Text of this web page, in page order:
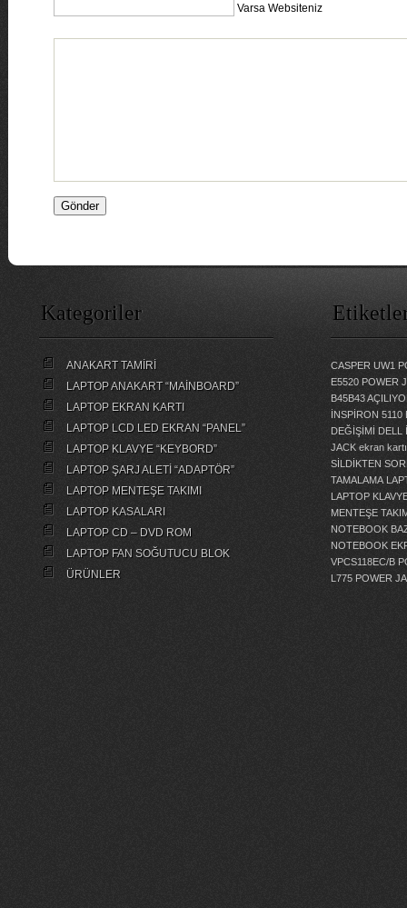
Varsa Websiteniz
Kategoriler
ANAKART TAMİRİ
LAPTOP ANAKART “MAİNBOARD”
LAPTOP EKRAN KARTI
LAPTOP LCD LED EKRAN “PANEL”
LAPTOP KLAVYE “KEYBORD”
LAPTOP ŞARJ ALETİ “ADAPTÖR”
LAPTOP MENTEŞE TAKIMI
LAPTOP KASALARI
LAPTOP CD – DVD ROM
LAPTOP FAN SOĞUTUCU BLOK
ÜRÜNLER
CASPER UW1
E5520 POWER
B45B43
İNSPİRON
DEĞİŞİMİ
DELL
JACK ekran
SİLDİKTEN
TAMALAMA
LAPTOP
MENTEŞE
NOTEBOOK
NOTEBOOK
VPCS118EC/B
L775 POWER